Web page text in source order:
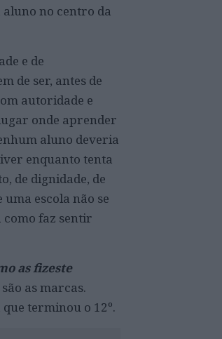
aluno no centro da
e de
de ser, antes de
autoridade e
onde aprender
aluno deveria
enquanto tenta
de dignidade, de
escola não se
como faz sentir
as fizeste
as marcas.
terminou o 12º.